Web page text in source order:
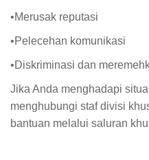
•Merusak reputasi
•Pelecehan komunikasi
•Diskriminasi dan
Jika Anda menghadapi
menghubungi staf divisi
bantuan melalui saluran